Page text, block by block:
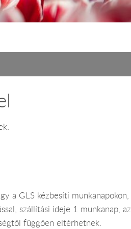
a GLS kézbesíti munkanapokon,
szállítási ideje 1 munkanap, az
függően eltérhetnek.